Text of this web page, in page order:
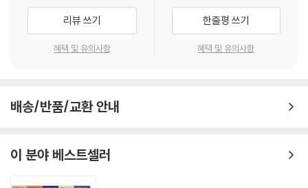
리뷰 쓰기
혜택 및 유의사항
한줄평 쓰기
혜택 및 유의사항
배송/반품/교환 안내
이 분야 베스트셀러